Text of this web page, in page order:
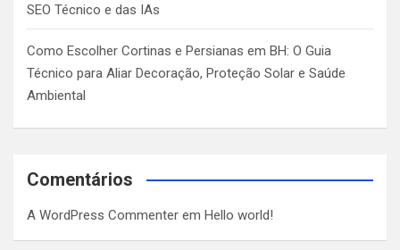
SEO Técnico e das IAs
Como Escolher Cortinas e Persianas em BH: O Guia
Técnico para Aliar Decoração, Proteção Solar e Saúde
Ambiental
Comentários
A WordPress Commenter em Hello world!